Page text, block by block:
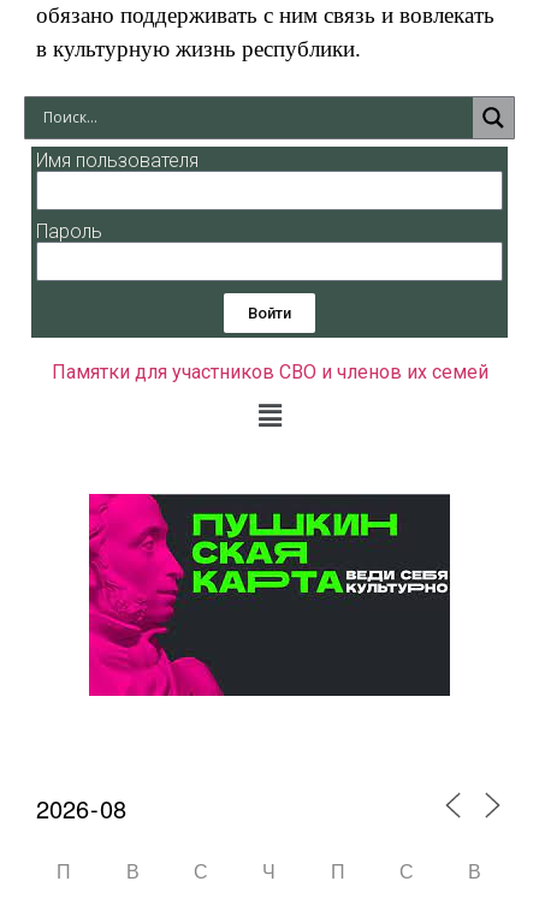
обязано поддерживать с ним связь и вовлекать
в культурную жизнь республики.
Имя пользователя
Пароль
Войти
Памятки для участников СВО и членов их семей
П В С Ч П С В